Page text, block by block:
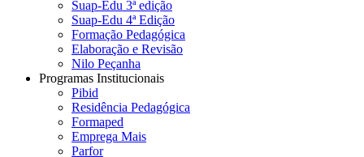
Suap-Edu 3ª edição
Suap-Edu 4ª Edição
Formação Pedagógica
Elaboração e Revisão
Nilo Peçanha
Programas Institucionais
Pibid
Residência Pedagógica
Formaped
Emprega Mais
Parfor